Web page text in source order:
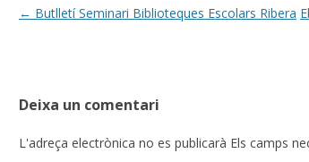
Post
← Butlletí Seminari Biblioteques Escolars Ribera
Deixa un comentari
L'adreça electrònica no es publicarà Els camps